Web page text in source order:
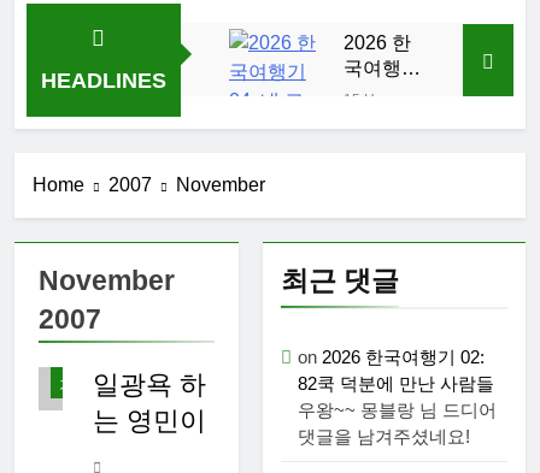
HEADLINES
2026 한
국여행기
04: 내 고
15 Hours
Ago
대학 신입
생 오리엔
테이션과
2 Weeks
2026 한
국여행기
02: 82쿡
덕분에 만
2 Weeks
Ago
Home 2007 November
November
2007
고
는
이
야
기
일광욕 하
는 영민이
최근 댓글
on 2026 한국여행기 02:
82쿡 덕분에 만난 사람들
우왕~~ 몽블랑 님 드디어
댓글을 남겨주셨네요!